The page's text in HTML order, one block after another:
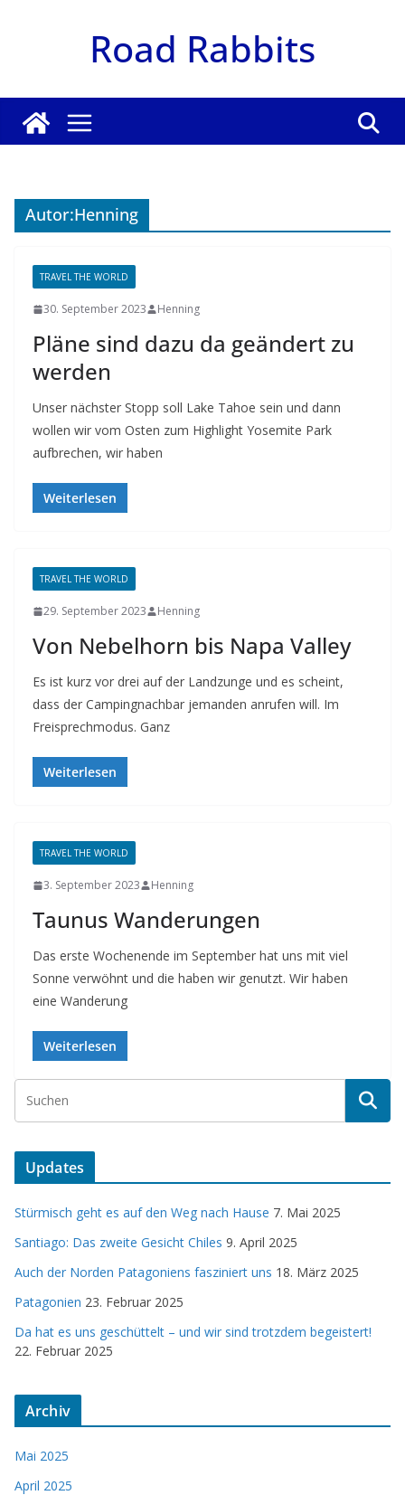
Road Rabbits
Autor:Henning
TRAVEL THE WORLD
30. September 2023 Henning
Pläne sind dazu da geändert zu
werden
Unser nächster Stopp soll Lake Tahoe sein und dann
wollen wir vom Osten zum Highlight Yosemite Park
aufbrechen, wir haben
Weiterlesen
TRAVEL THE WORLD
29. September 2023 Henning
Von Nebelhorn bis Napa Valley
Es ist kurz vor drei auf der Landzunge und es scheint,
dass der Campingnachbar jemanden anrufen will. Im
Freisprechmodus. Ganz
Weiterlesen
TRAVEL THE WORLD
3. September 2023 Henning
Taunus Wanderungen
Das erste Wochenende im September hat uns mit viel
Sonne verwöhnt und die haben wir genutzt. Wir haben
eine Wanderung
Weiterlesen
Updates
Stürmisch geht es auf den Weg nach Hause 7. Mai 2025
Santiago: Das zweite Gesicht Chiles 9. April 2025
Auch der Norden Patagoniens fasziniert uns 18. März 2025
Patagonien 23. Februar 2025
Da hat es uns geschüttelt – und wir sind trotzdem begeistert!
22. Februar 2025
Archiv
Mai 2025
April 2025